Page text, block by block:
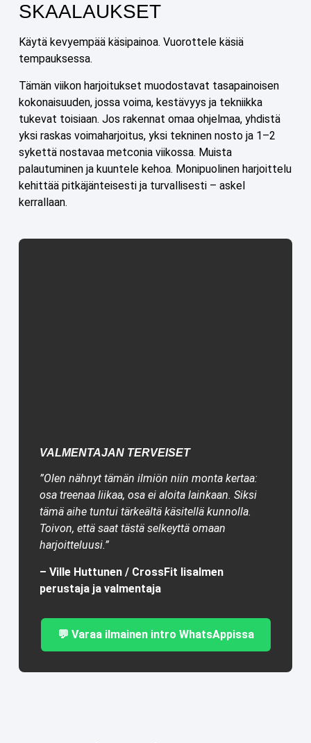
SKAALAUKSET
Käytä kevyempää käsipainoa. Vuorottele käsiä
tempauksessa.
Tämän viikon harjoitukset muodostavat tasapainoisen
kokonaisuuden, jossa voima, kestävyys ja tekniikka
tukevat toisiaan. Jos rakennat omaa ohjelmaa, yhdistä
yksi raskas voimaharjoitus, yksi tekninen nosto ja 1–2
sykettä nostavaa metconia viikossa. Muista
palautuminen ja kuuntele kehoa. Monipuolinen harjoittelu
kehittää pitkäjänteisesti ja turvallisesti – askel
kerrallaan.
VALMENTAJAN TERVEISET
”Olen nähnyt tämän ilmiön niin monta kertaa:
osa treenaa liikaa, osa ei aloita lainkaan. Siksi
tämä aihe tuntui tärkeältä käsitellä kunnolla.
Toivon, että saat tästä selkeyttä omaan
harjoitteluusi.”
– Ville Huttunen / CrossFit Iisalmen
perustaja ja valmentaja
💬 Varaa ilmainen intro WhatsAppissa